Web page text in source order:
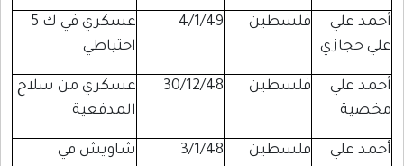
أحمد علي
علي حجازي
فلسطين 4/1/49
عسكري في ك 5
احتياطي
أحمد علي
مخصية
فلسطين 30/12/48
عسكري من سلاح
المدفعية
أحمد علي
فلسطين 3/1/48
شاويش في